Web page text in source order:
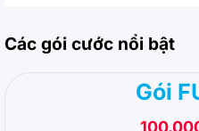
Các gói cước nổi bật
Gói